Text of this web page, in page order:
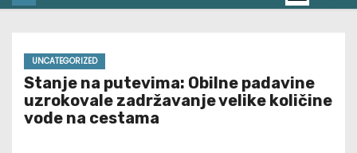
UNCATEGORIZED
Stanje na putevima: Obilne padavine
uzrokovale zadržavanje velike količine
vode na cestama